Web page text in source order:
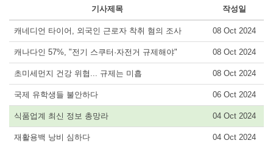
기사제목 작성일
캐네디언 타이어, 외국인 근로자 착취 혐의 조사 08 Oct 2024
캐나다인 57%, "전기 스쿠터·자전거 규제해야" 08 Oct 2024
초미세먼지 건강 위협... 규제는 미흡 08 Oct 2024
국제 유학생들 불안하다 06 Oct 2024
식품업계 최신 정보 총망라 04 Oct 2024
재활용백 낭비 심하다 04 Oct 2024